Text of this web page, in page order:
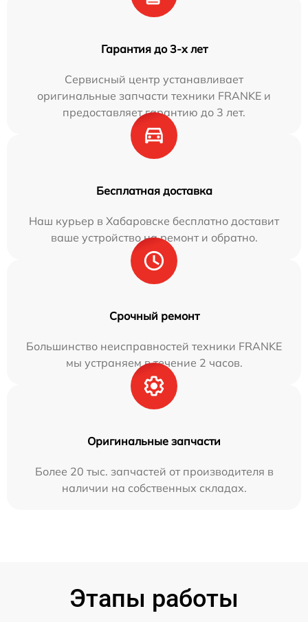
Гарантия до 3-х лет
Сервисный центр устанавливает
оригинальные запчасти техники FRANKE и
предоставляет гарантию до 3 лет.
Бесплатная доставка
Наш курьер в Хабаровске бесплатно доставит
ваше устройство на ремонт и обратно.
Срочный ремонт
Большинство неисправностей техники FRANKE
мы устраняем в течение 2 часов.
Оригинальные запчасти
Более 20 тыс. запчастей от производителя в
наличии на собственных складах.
Этапы работы